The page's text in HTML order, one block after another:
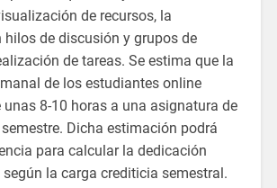
de recursos, la
hilos de discusión y grupos de
de tareas. Se estima que la
de los estudiantes online
unas 8-10 horas a una asignatura de
semestre. Dicha estimación podrá
para calcular la dedicación
la carga crediticia semestral.